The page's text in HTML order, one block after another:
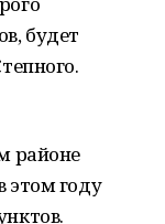
будет
районе
этом году